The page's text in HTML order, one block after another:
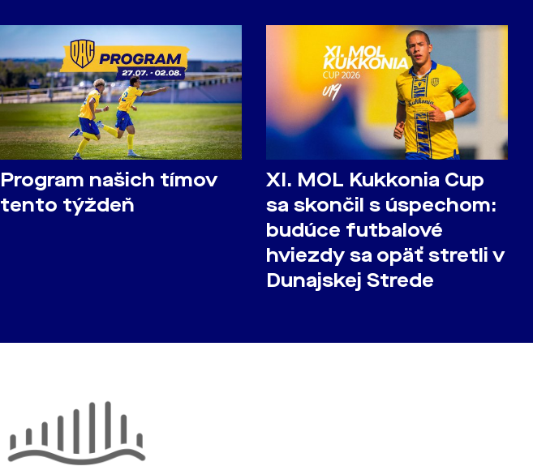
Program našich tímov
tento týždeň
​XI. MOL Kukkonia Cup
sa skončil s úspechom:
budúce futbalové
hviezdy sa opäť stretli v
Dunajskej Strede